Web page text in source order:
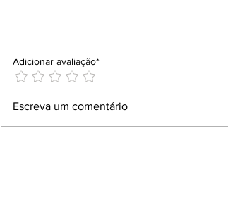
Adicionar avaliação*
Escreva um comentário